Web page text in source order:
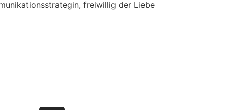
freiwillig der Liebe